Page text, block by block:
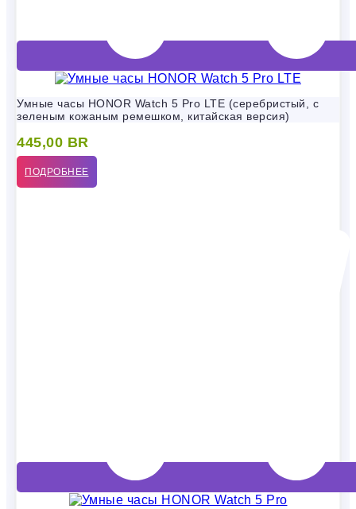
Умные часы HONOR Watch 5 Pro LTE (серебристый, с
зеленым кожаным ремешком, китайская версия)
445,00 BR
ПОДРОБНЕЕ